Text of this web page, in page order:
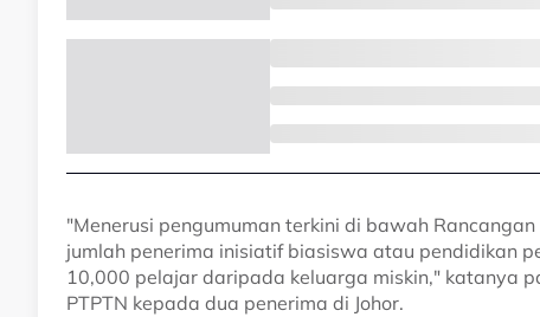
"Menerusi pengumuman terkini di bawah
jumlah penerima inisiatif biasiswa atau pendidikan
10,000 pelajar daripada keluarga miskin," katanya
PTPTN kepada dua penerima di Johor.